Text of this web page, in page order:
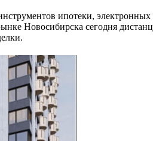
ипотеки, электронных
Новосибирска сегодня